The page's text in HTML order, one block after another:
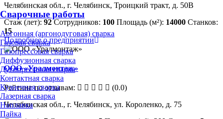
Сварочные работы
Аргонная (аргонодуговая) сварка
Газовая сварка
Газопрессовая сварка
Диффузионная сварка
Дугопрессовая сварка
Контактная сварка
Кузнечная сварка
Лазерная сварка
Наплавка
Пайка
Челябинская обл., г. Челябинск, Троицкий тракт, д. 50В
Стаж (лет): 92 Сотрудников: 100 Площадь (м²): 14000 Станков:
15
Подробнее о предприятии
ООО «Уралмонтаж»
Рейтинг по отзывам:
(0.0)
Челябинская обл., г. Челябинск, ул. Короленко, д. 75